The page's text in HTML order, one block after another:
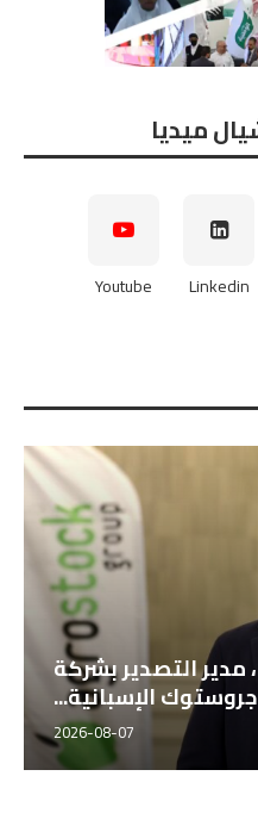
ميديا
Linkedin
Youtube
مدير التصدير بشركة
الإسبانية...
2026-08-07